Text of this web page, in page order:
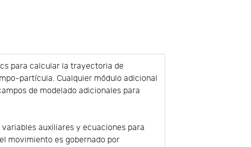
para calcular la trayectoria de
partícula. Cualquier módulo adicional
de modelado adicionales para
auxiliares y ecuaciones para
movimiento es gobernado por